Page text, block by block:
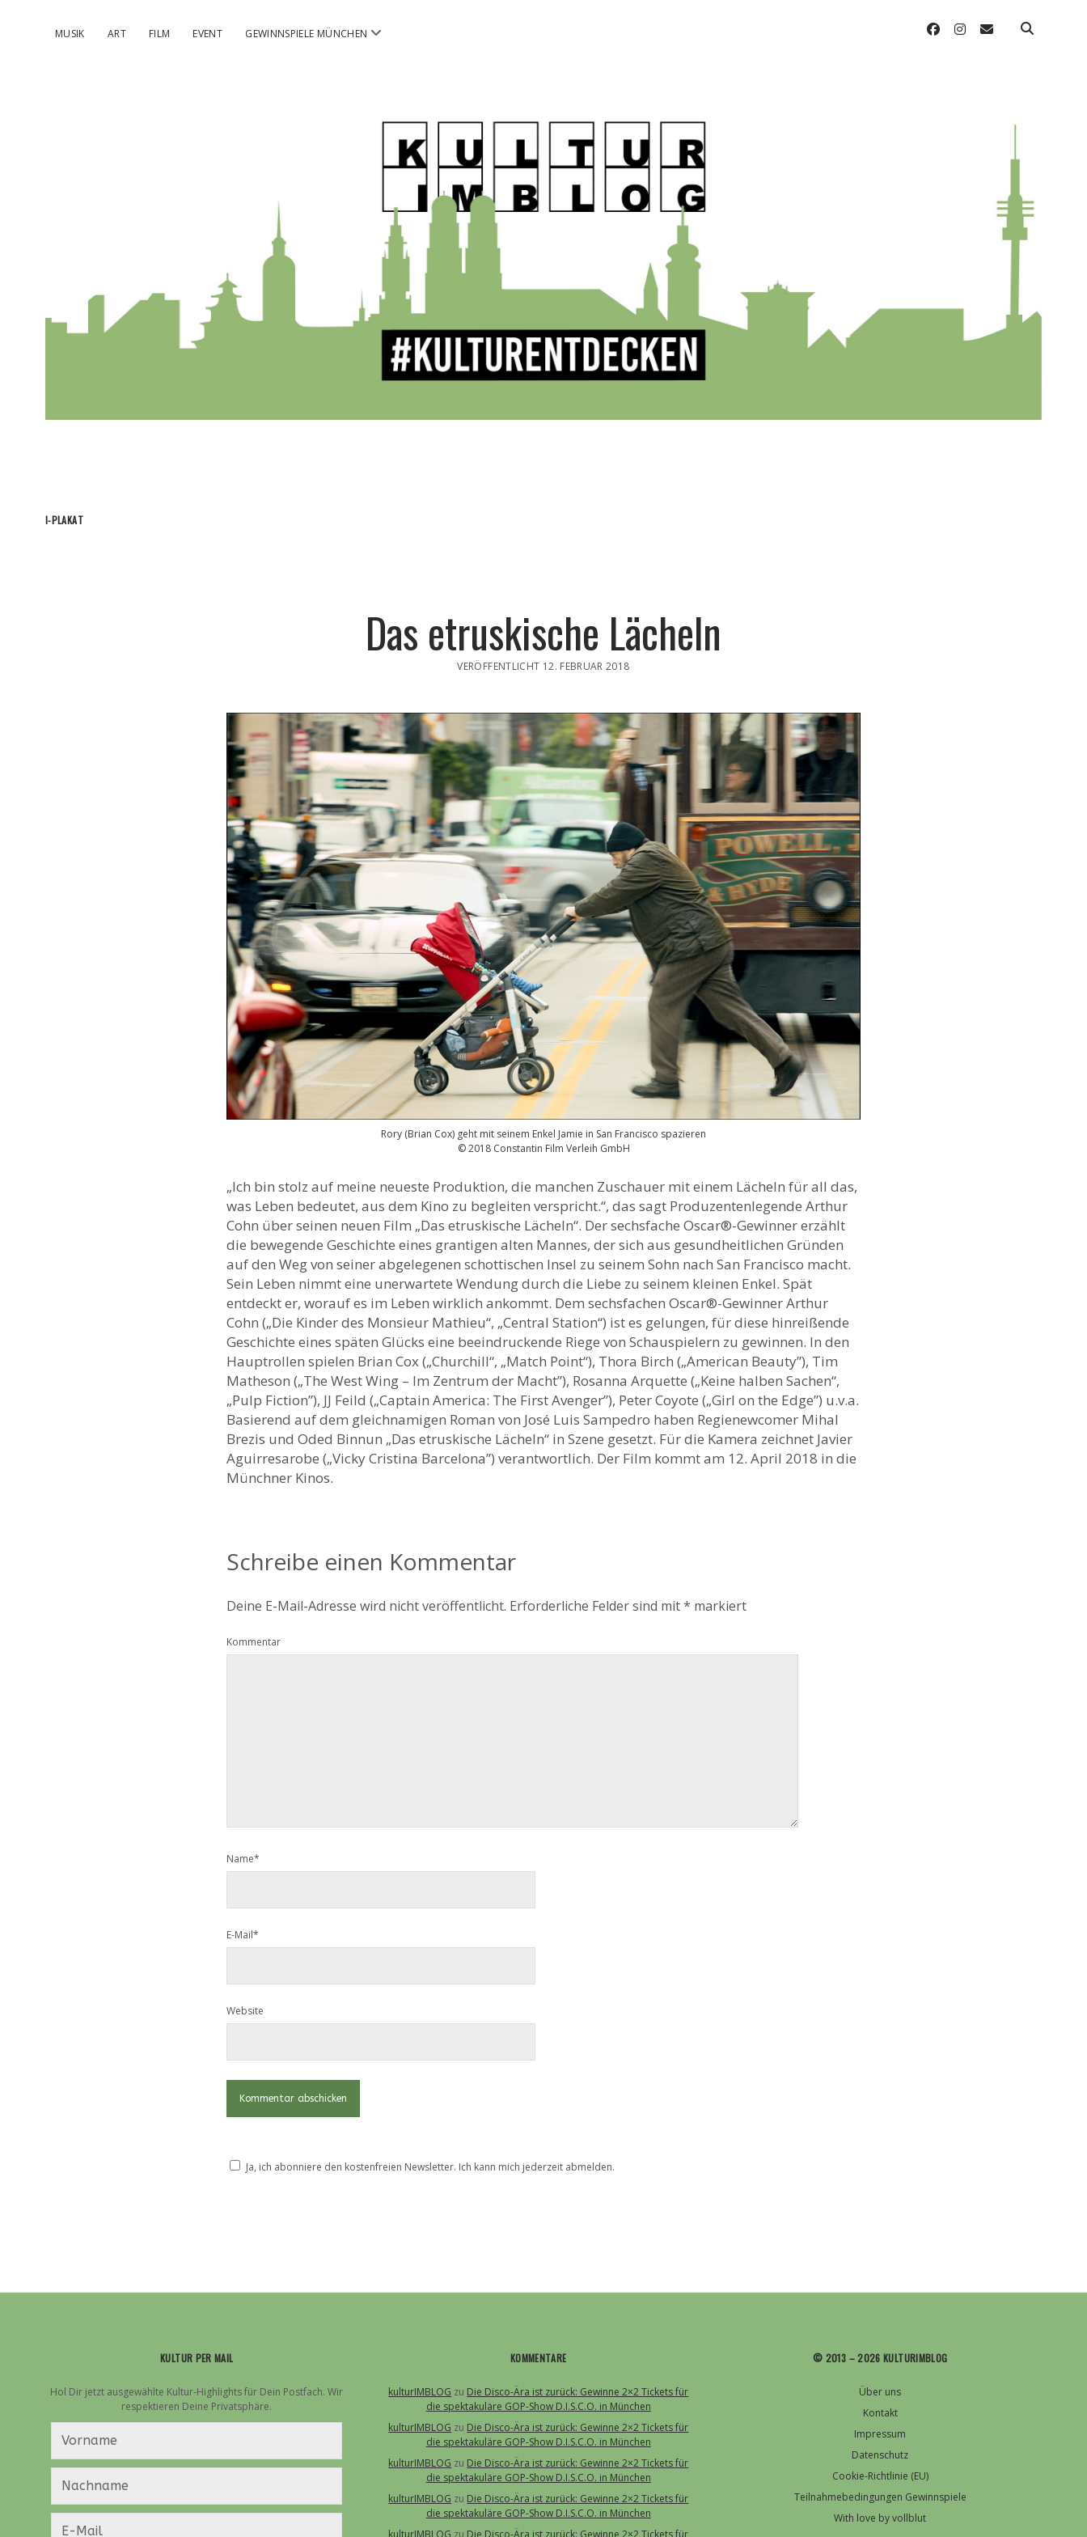
MUSIK ART FILM EVENT GEWINNSPIELE MÜNCHEN Menü
facebookinstagram
email
kulturIMBLOG
I-PLAKAT
Das etruskische Lächeln
VERÖFFENTLICHT 12. FEBRUAR 2018
Rory (Brian Cox) geht mit seinem Enkel Jamie in San Francisco spazieren
© 2018 Constantin Film Verleih GmbH
„Ich bin stolz auf meine neueste Produktion, die manchen Zuschauer mit einem Lächeln für all das,
was Leben bedeutet, aus dem Kino zu begleiten verspricht.“, das sagt Produzentenlegende Arthur
Cohn über seinen neuen Film „Das etruskische Lächeln“. Der sechsfache Oscar®-Gewinner erzählt
die bewegende Geschichte eines grantigen alten Mannes, der sich aus gesundheitlichen Gründen
auf den Weg von seiner abgelegenen schottischen Insel zu seinem Sohn nach San Francisco macht.
Sein Leben nimmt eine unerwartete Wendung durch die Liebe zu seinem kleinen Enkel. Spät
entdeckt er, worauf es im Leben wirklich ankommt. Dem sechsfachen Oscar®-Gewinner Arthur
Cohn („Die Kinder des Monsieur Mathieu“, „Central Station“) ist es gelungen, für diese hinreißende
Geschichte eines späten Glücks eine beeindruckende Riege von Schauspielern zu gewinnen. In den
Hauptrollen spielen Brian Cox („Churchill“, „Match Point“), Thora Birch („American Beauty”), Tim
Matheson („The West Wing – Im Zentrum der Macht”), Rosanna Arquette („Keine halben Sachen“,
„Pulp Fiction”), JJ Feild („Captain America: The First Avenger”), Peter Coyote („Girl on the Edge”) u.v.a.
Basierend auf dem gleichnamigen Roman von José Luis Sampedro haben Regienewcomer Mihal
Brezis und Oded Binnun „Das etruskische Lächeln“ in Szene gesetzt. Für die Kamera zeichnet Javier
Aguirresarobe („Vicky Cristina Barcelona”) verantwortlich. Der Film kommt am 12. April 2018 in die
Münchner Kinos.
Schreibe einen Kommentar
Deine E-Mail-Adresse wird nicht veröffentlicht. Erforderliche Felder sind mit* markiert
Kommentar
Name*
E-Mail*
Website
Ja, ich abonniere den kostenfreien Newsletter. Ich kann mich jederzeit abmelden.
KULTUR PER MAIL
Hol Dir jetzt ausgewählte Kultur-Highlights für Dein Postfach. Wir
respektieren Deine Privatsphäre.
KOMMENTARE
kulturIMBLOG zu Die Disco-Ära ist zurück: Gewinne 2×2 Tickets für
die spektakuläre GOP-Show D.I.S.C.O. in München
kulturIMBLOG zu Die Disco-Ära ist zurück: Gewinne 2×2 Tickets für
die spektakuläre GOP-Show D.I.S.C.O. in München
kulturIMBLOG zu Die Disco-Ära ist zurück: Gewinne 2×2 Tickets für
die spektakuläre GOP-Show D.I.S.C.O. in München
kulturIMBLOG zu Die Disco-Ära ist zurück: Gewinne 2×2 Tickets für
die spektakuläre GOP-Show D.I.S.C.O. in München
© 2013 – 2026 KULTURIMBLOG
Über uns
Kontakt
Impressum
Datenschutz
Cookie-Richtlinie (EU)
Teilnahmebedingungen Gewinnspiele
With love by vollblut